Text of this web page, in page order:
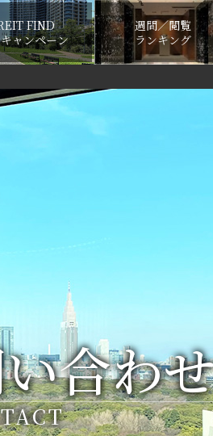
FIND
ャンペーン
週間／閲覧
ランキング
合わ